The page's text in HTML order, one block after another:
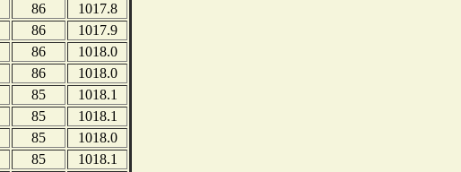
86
1017.8
86
1017.9
86
1018.0
86
1018.0
85
1018.1
85
1018.1
85
1018.0
85
1018.1